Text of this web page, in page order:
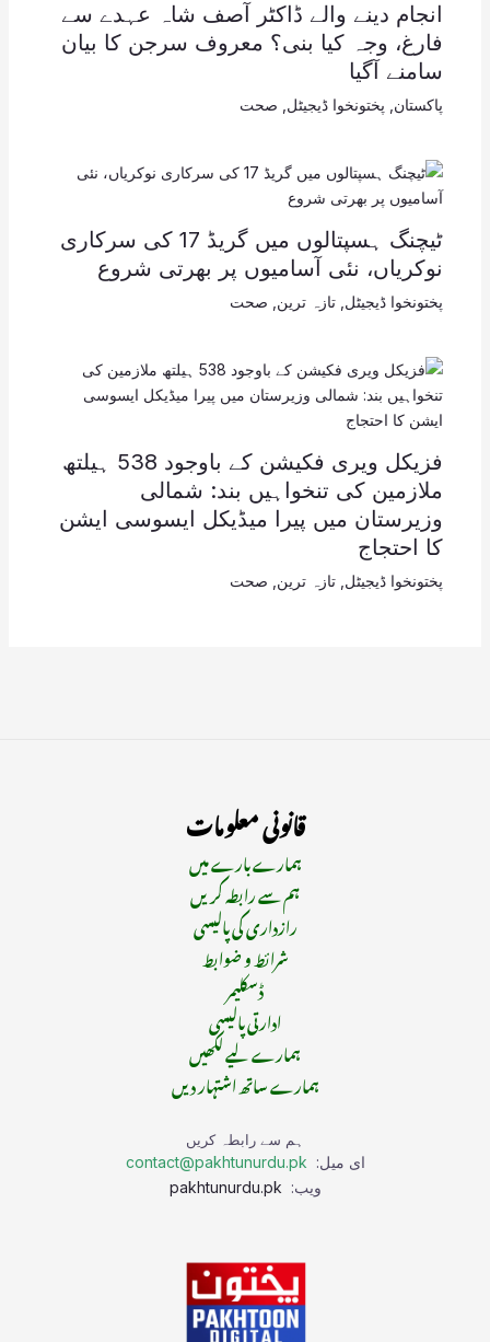
انجام دینے والے ڈاکٹر آصف شاہ عہدے سے
فارغ، وجہ کیا بنی؟ معروف سرجن کا بیان
سامنے آگیا
پاکستان پختونخوا ڈیجیٹل صحت
ٹیچنگ ہسپتالوں میں گریڈ 17 کی سرکاری
نوکریاں، نئی آسامیوں پر بھرتی شروع
پختونخوا ڈیجیٹل تازہ ترین صحت
فزیکل ویری فکیشن کے باوجود 538 ہیلتھ
ملازمین کی تنخواہیں بند: شمالی
وزیرستان میں پیرا میڈیکل ایسوسی ایشن
کا احتجاج
پختونخوا ڈیجیٹل تازہ ترین صحت
قانونی معلومات
ہمارے بارے میں
ہم سے رابطہ کریں
رازداری کی پالیسی
شرائط و ضوابط
ڈسکلیمر
ادارتی پالیسی
ہمارے لیے لکھیں
ہمارے ساتھ اشتہار دیں
ہم سے رابطہ کریں
ای میل: contact@pakhtunurdu.pk
ویب: